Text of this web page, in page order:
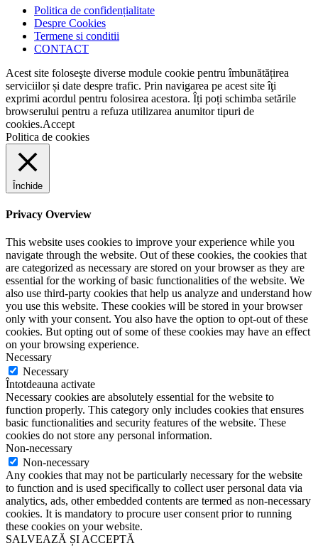
Politica de confidențialitate
Despre Cookies
Termene si conditii
CONTACT
Acest site foloseşte diverse module cookie pentru îmbunătățirea
serviciilor și date despre trafic. Prin navigarea pe acest site îţi
exprimi acordul pentru folosirea acestora. Îți poți schimba setările
browserului pentru a refuza utilizarea anumitor tipuri de
cookies.Accept
Politica de cookies
Închide
Privacy Overview
This website uses cookies to improve your experience while you
navigate through the website. Out of these cookies, the cookies that
are categorized as necessary are stored on your browser as they are
essential for the working of basic functionalities of the website. We
also use third-party cookies that help us analyze and understand how
you use this website. These cookies will be stored in your browser
only with your consent. You also have the option to opt-out of these
cookies. But opting out of some of these cookies may have an effect
on your browsing experience.
Necessary
Necessary
Întotdeauna activate
Necessary cookies are absolutely essential for the website to
function properly. This category only includes cookies that ensures
basic functionalities and security features of the website. These
cookies do not store any personal information.
Non-necessary
Non-necessary
Any cookies that may not be particularly necessary for the website
to function and is used specifically to collect user personal data via
analytics, ads, other embedded contents are termed as non-necessary
cookies. It is mandatory to procure user consent prior to running
these cookies on your website.
SALVEAZĂ ȘI ACCEPTĂ